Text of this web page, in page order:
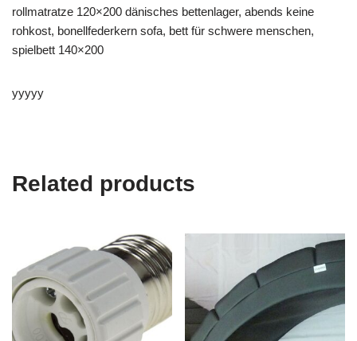
rollmatratze 120×200 dänisches bettenlager, abends keine
rohkost, bonellfederkern sofa, bett für schwere menschen,
spielbett 140×200
yyyyy
Related products